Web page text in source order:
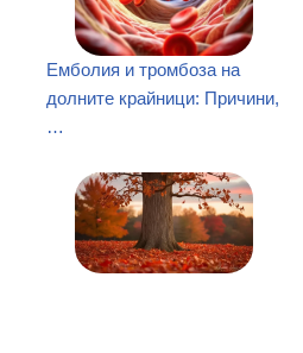
Емболия и тромбоза на
долните крайници: Причини,
…